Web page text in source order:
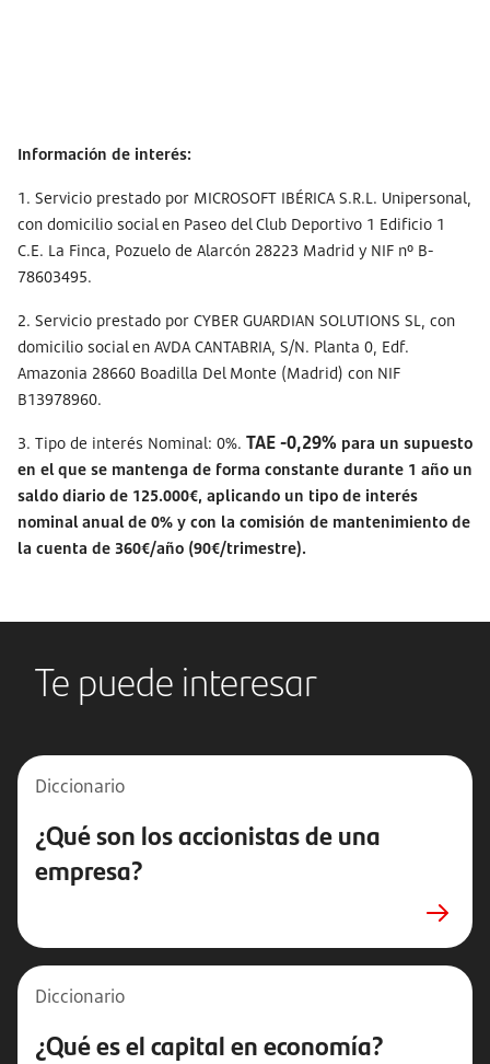
Información de interés:
1. Servicio prestado por MICROSOFT IBÉRICA S.R.L. Unipersonal,
con domicilio social en Paseo del Club Deportivo 1 Edificio 1
C.E. La Finca, Pozuelo de Alarcón 28223 Madrid y NIF nº B-
78603495.
2. Servicio prestado por CYBER GUARDIAN SOLUTIONS SL, con
domicilio social en AVDA CANTABRIA, S/N. Planta 0, Edf.
Amazonia 28660 Boadilla Del Monte (Madrid) con NIF
B13978960.
3. Tipo de interés Nominal: 0%. TAE-0,29% para un supuesto
en el que se mantenga de forma constante durante 1 año un
saldo diario de 125.000€, aplicando un tipo de interés
nominal anual de 0% y con la comisión de mantenimiento de
la cuenta de 360€/año (90€/trimestre).
Te puede interesar
Diccionario
¿Qué son los accionistas de una
empresa?
Diccionario
¿Qué es el capital en economía?